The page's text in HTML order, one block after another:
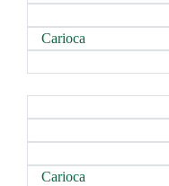
Carioca
Carioca